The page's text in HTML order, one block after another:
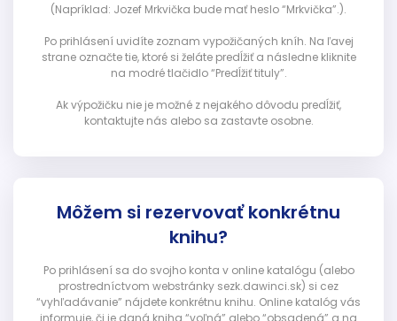
(Napríklad: Jozef Mrkvička bude mať heslo “Mrkvička”.).
Po prihlásení uvidíte zoznam vypožičaných kníh. Na ľavej
strane označte tie, ktoré si želáte predĺžiť a následne kliknite
na modré tlačidlo “Predĺžiť tituly”.
Ak výpožičku nie je možné z nejakého dôvodu predĺžiť,
kontaktujte nás alebo sa zastavte osobne.
Môžem si rezervovať konkrétnu
knihu?
Po prihlásení sa do svojho konta v online katalógu (alebo
prostredníctvom webstránky sezk.dawinci.sk) si cez
“vyhľadávanie” nájdete konkrétnu knihu. Online katalóg vás